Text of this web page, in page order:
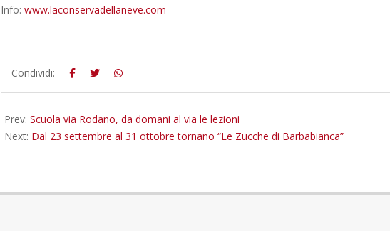
Info: www.laconservadellaneve.com
2023-
09-
Condividi:
Prev: Scuola via Rodano, da domani al via le lezioni
Next: Dal 23 settembre al 31 ottobre tornano “Le Zucche di Barbabianca”